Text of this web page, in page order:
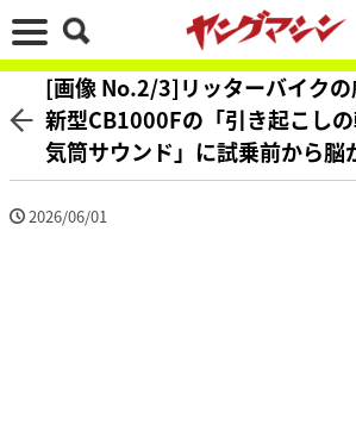
[画像 No.2/3]リッターバイクの
新型CB1000Fの「引き起こし
気筒サウンド」に試乗前から脳
2026/06/01